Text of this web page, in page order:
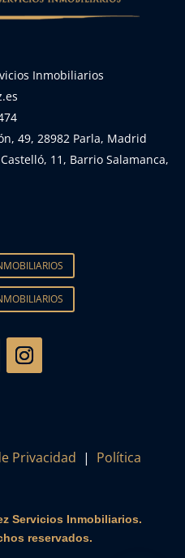
Inmobiliarios
49, 28982 Parla, Madrid
11, Barrio Salamanca,
Privacidad | Política
Servicios Inmobiliarios.
reservados.